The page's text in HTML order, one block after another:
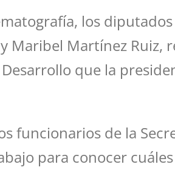
los
Maribel Martínez Ruiz,
que la
funcionarios de la
para conocer